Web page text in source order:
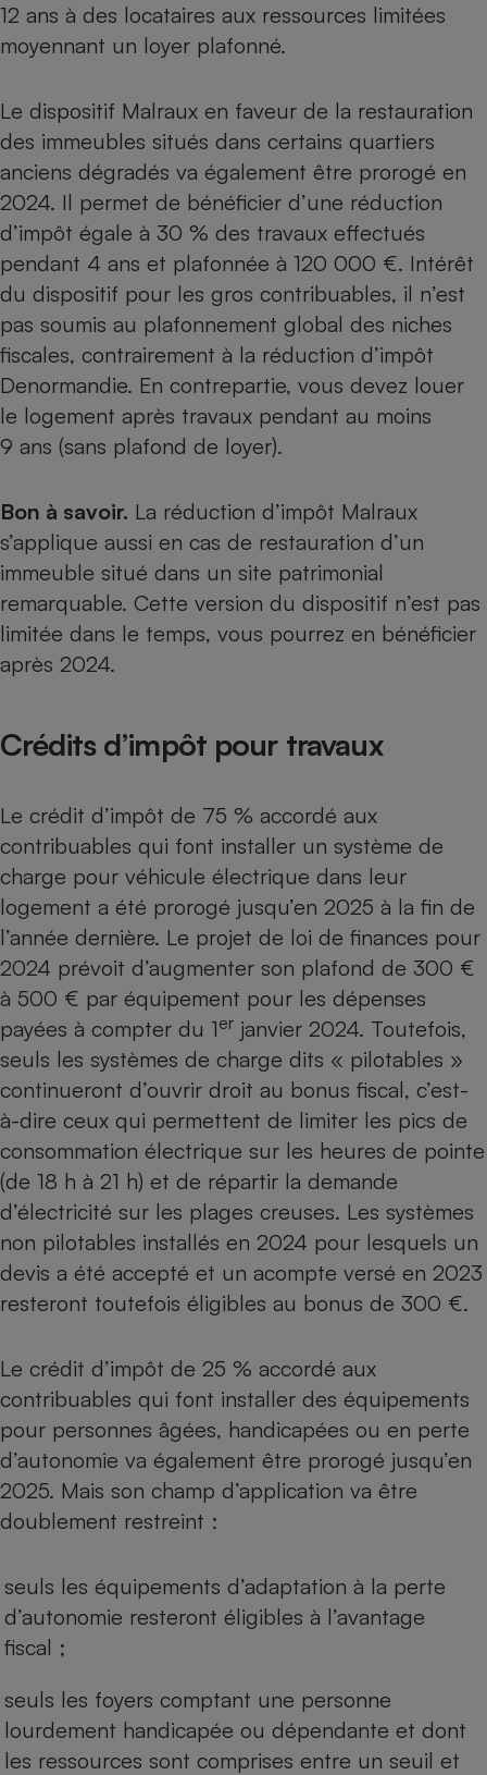
12 ans à des locataires aux ressources limitées
moyennant un loyer plafonné.
Le dispositif Malraux en faveur de la restauration
des immeubles situés dans certains quartiers
anciens dégradés va également être prorogé en
2024. Il permet de bénéficier d’une réduction
d’impôt égale à 30 % des travaux effectués
pendant 4 ans et plafonnée à 120 000 €. Intérêt
du dispositif pour les gros contribuables, il n’est
pas soumis au plafonnement global des niches
fiscales, contrairement à la réduction d’impôt
Denormandie. En contrepartie, vous devez louer
le logement après travaux pendant au moins
9 ans (sans plafond de loyer).
Bon à savoir. La réduction d’impôt Malraux
s’applique aussi en cas de restauration d’un
immeuble situé dans un site patrimonial
remarquable. Cette version du dispositif n’est pas
limitée dans le temps, vous pourrez en bénéficier
après 2024.
Crédits d’impôt pour travaux
Le crédit d’impôt de 75 % accordé aux
contribuables qui font installer un système de
charge pour véhicule électrique dans leur
logement a été prorogé jusqu’en 2025 à la fin de
l’année dernière. Le projet de loi de finances pour
2024 prévoit d’augmenter son plafond de 300 €
à 500 € par équipement pour les dépenses
payées à compter du 1er janvier 2024. Toutefois,
seuls les systèmes de charge dits « pilotables »
continueront d’ouvrir droit au bonus fiscal, c’est-
à-dire ceux qui permettent de limiter les pics de
consommation électrique sur les heures de pointe
(de 18 h à 21 h) et de répartir la demande
d’électricité sur les plages creuses. Les systèmes
non pilotables installés en 2024 pour lesquels un
devis a été accepté et un acompte versé en 2023
resteront toutefois éligibles au bonus de 300 €.
Le crédit d’impôt de 25 % accordé aux
contribuables qui font installer des équipements
pour personnes âgées, handicapées ou en perte
d’autonomie va également être prorogé jusqu’en
2025. Mais son champ d’application va être
doublement restreint :
seuls les équipements d’adaptation à la perte
d’autonomie resteront éligibles à l’avantage
fiscal ;
seuls les foyers comptant une personne
lourdement handicapée ou dépendante et dont
les ressources sont comprises entre un seuil et